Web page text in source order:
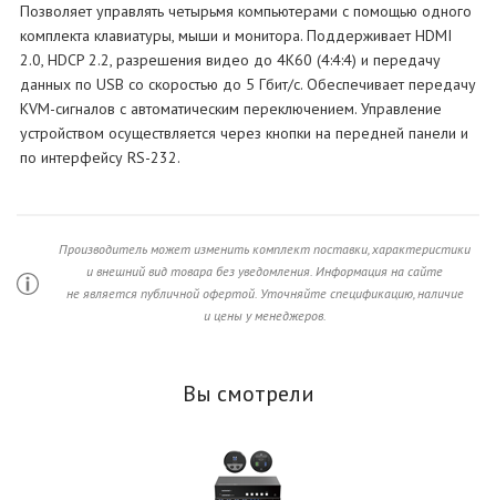
Позволяет управлять четырьмя компьютерами с помощью одного
комплекта клавиатуры, мыши и монитора. Поддерживает HDMI
2.0, HDCP 2.2, разрешения видео до 4K60 (4:4:4) и передачу
данных по USB со скоростью до 5 Гбит/с. Обеспечивает передачу
KVM-сигналов с автоматическим переключением. Управление
устройством осуществляется через кнопки на передней панели и
по интерфейсу RS-232.
Производитель может изменить комплект поставки, характеристики
и внешний вид товара без уведомления. Информация на сайте
не является публичной офертой. Уточняйте спецификацию, наличие
и цены у менеджеров.
Вы смотрели